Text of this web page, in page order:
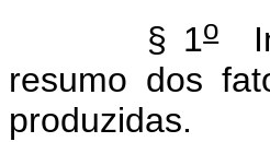
§ 1o
resumo dos
produzidas.